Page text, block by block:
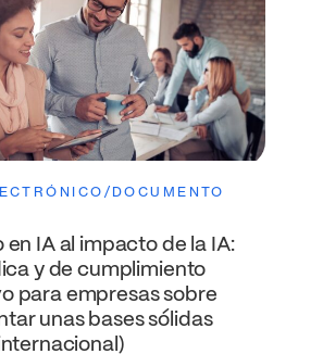
DOCUMENTO
en IA al impacto de la IA:
y de cumplimiento
para empresas sobre
unas bases sólidas